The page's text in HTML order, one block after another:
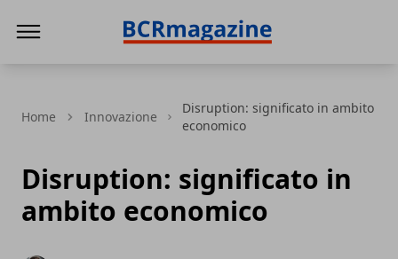
Home Innovazione
Disruption: significato in ambito
economico
Disruption: significato in
ambito economico